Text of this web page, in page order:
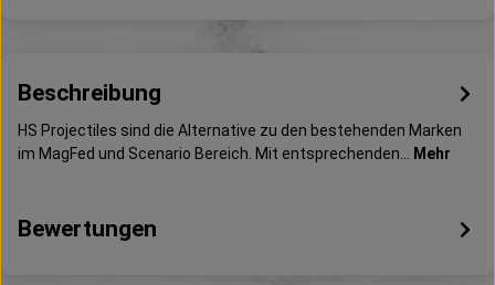
Beschreibung
HS Projectiles sind die Alternative zu den bestehenden Marken
im MagFed und Scenario Bereich. Mit entsprechenden…
Mehr
Bewertungen